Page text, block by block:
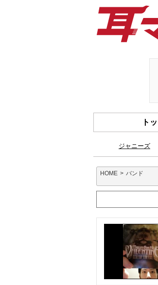
ト
ジャニーズ
HOME バンド